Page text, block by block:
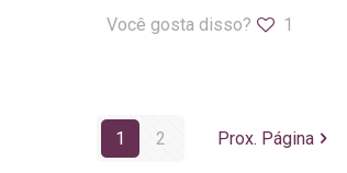
Você gosta disso? 1
1 2 Prox. Página